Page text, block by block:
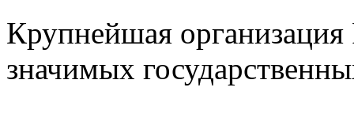
Крупнейшая
значимых